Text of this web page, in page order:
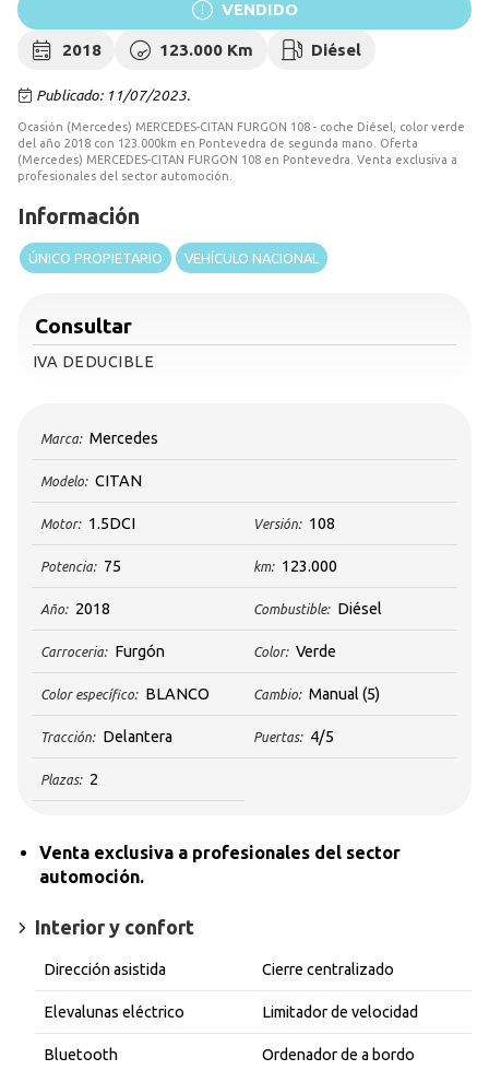
VENDIDO
2018 123.000 Km Diésel
Publicado: 11/07/2023.
Ocasión (Mercedes) MERCEDES-CITAN FURGON 108 - coche Diésel, color verde
del año 2018 con 123.000km en Pontevedra de segunda mano. Oferta
(Mercedes) MERCEDES-CITAN FURGON 108 en Pontevedra. Venta exclusiva a
profesionales del sector automoción.
Información
ÚNICO PROPIETARIO VEHÍCULO NACIONAL
Consultar
IVA DEDUCIBLE
Marca: Mercedes
Modelo: CITAN
Motor: 1.5DCI Versión: 108
Potencia: 75 km: 123.000
Año: 2018 Combustible: Diésel
Carroceria: Furgón Color: Verde
Color específico: BLANCO Cambio: Manual (5)
Tracción: Delantera Puertas: 4/5
Plazas: 2
Venta exclusiva a profesionales del sector
automoción.
Interior y confort
Dirección asistida Cierre centralizado
Elevalunas eléctrico Limitador de velocidad
Bluetooth Ordenador de a bordo